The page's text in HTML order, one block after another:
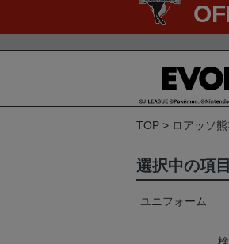
TOP ロアッソ
選択中の項目
ユニフォーム